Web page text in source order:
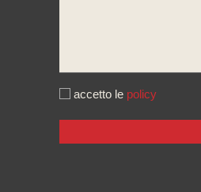
accetto le policy